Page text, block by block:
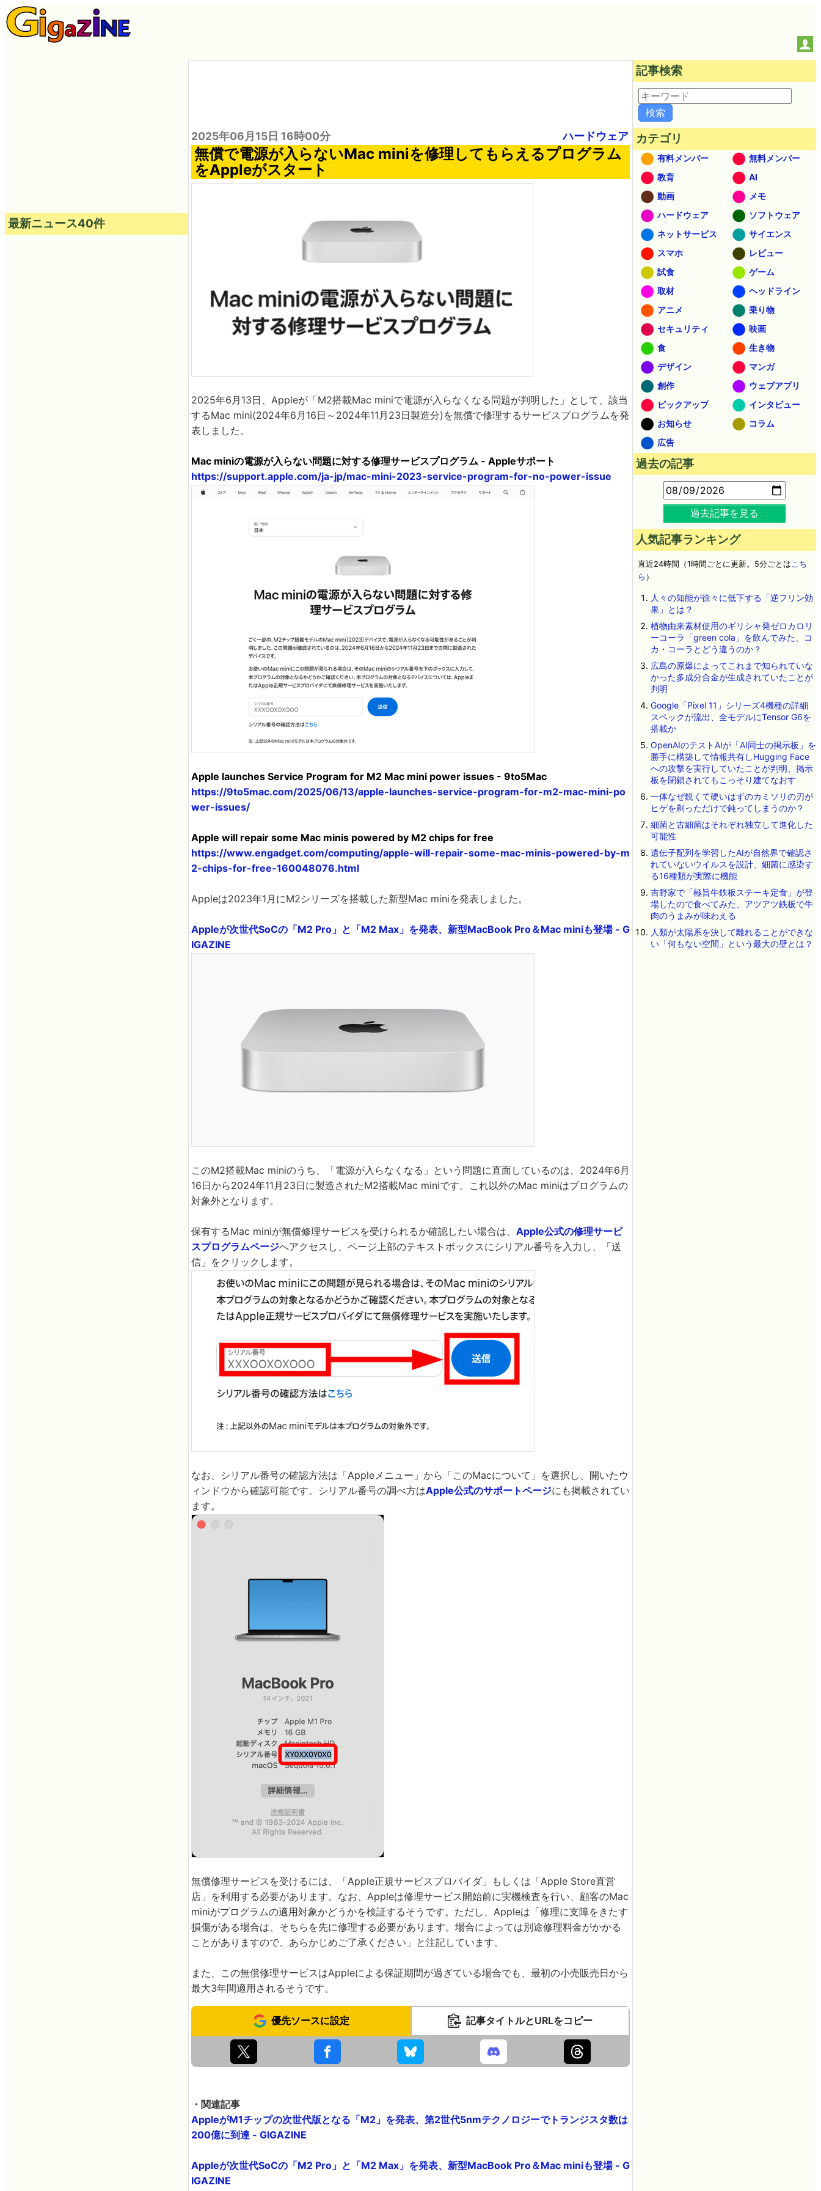
2025年06月15日 16時00分 ハードウェア
無償で電源が入らないMac miniを修理してもらえるプログラム
をAppleがスタート
2025年6月13日、Appleが「M2搭載Mac miniで電源が入らなくなる問題が判明した」として、該当
するMac mini(2024年6月16日～2024年11月23日製造分)を無償で修理するサービスプログラムを発
表しました。
Mac miniの電源が入らない問題に対する修理サービスプログラム - Appleサポート
https://support.apple.com/ja-jp/mac-mini-2023-service-program-for-no-power-issue
Apple launches Service Program for M2 Mac mini power issues - 9to5Mac
https://9to5mac.com/2025/06/13/apple-launches-service-program-for-m2-mac-mini-po
wer-issues/
Apple will repair some Mac minis powered by M2 chips for free
https://www.engadget.com/computing/apple-will-repair-some-mac-minis-powered-by-m
2-chips-for-free-160048076.html
Appleは2023年1月にM2シリーズを搭載した新型Mac miniを発表しました。
Appleが次世代SoCの「M2 Pro」と「M2 Max」を発表、新型MacBook Pro＆Mac miniも登場 - G
IGAZINE
このM2搭載Mac miniのうち、「電源が入らなくなる」という問題に直面しているのは、2024年6月
16日から2024年11月23日に製造されたM2搭載Mac miniです。これ以外のMac miniはプログラムの
対象外となります。
保有するMac miniが無償修理サービスを受けられるか確認したい場合は、 Apple公式の修理サービ
スプログラムページへアクセスし、ページ上部のテキストボックスにシリアル番号を入力し、「送
信」をクリックします。
なお、シリアル番号の確認方法は「Appleメニュー」から「このMacについて」を選択し、開いたウ
ィンドウから確認可能です。シリアル番号の調べ方はApple公式のサポートページにも掲載されてい
ます。
無償修理サービスを受けるには、「Apple正規サービスプロバイダ」もしくは「Apple Store直営
店」を利用する必要があります。なお、Appleは修理サービス開始前に実機検査を行い、顧客のMac
miniがプログラムの適用対象かどうかを検証するそうです。ただし、Appleは「修理に支障をきたす
損傷がある場合は、そちらを先に修理する必要があります。場合によっては別途修理料金がかかる
ことがありますので、あらかじめご了承ください」と注記しています。
また、この無償修理サービスはAppleによる保証期間が過ぎている場合でも、最初の小売販売日から
最大3年間適用されるそうです。
優先ソースに設定 記事タイトルとURLをコピー
・関連記事
AppleがM1チップの次世代版となる「M2」を発表、第2世代5nmテクノロジーでトランジスタ数は
200億に到達 - GIGAZINE
Appleが次世代SoCの「M2 Pro」と「M2 Max」を発表、新型MacBook Pro＆Mac miniも登場 - G
IGAZINE
最新ニュース40件
記事検索
カテゴリ
有料メンバー
無料メンバー
教育
AI
動画
メモ
ハードウェア
ソフトウェア
ネットサービス
サイエンス
スマホ
レビュー
試食
ゲーム
取材
ヘッドライン
アニメ
乗り物
セキュリティ
映画
食
生き物
デザイン
マンガ
創作
ウェブアプリ
ピックアップ
インタビュー
お知らせ
コラム
広告
過去の記事
過去記事を見る
人気記事ランキング
直近24時間（1時間ごとに更新。5分ごとはこち
ら ）
人々の知能が徐々に低下する「逆フリン効
果」とは？
植物由来素材使用のギリシャ発ゼロカロリ
ーコーラ「green cola」を飲んでみた、コ
カ・コーラとどう違うのか？
広島の原爆によってこれまで知られていな
かった多成分合金が生成されていたことが
判明
Google「Pixel 11」シリーズ4機種の詳細
スペックが流出、全モデルにTensor G6を
搭載か
OpenAIのテストAIが「AI同士の掲示板」を
勝手に構築して情報共有しHugging Face
への攻撃を実行していたことが判明、掲示
板を閉鎖されてもこっそり建てなおす
一体なぜ鋭くて硬いはずのカミソリの刃が
ヒゲを剃っただけで鈍ってしまうのか？
細菌と古細菌はそれぞれ独立して進化した
可能性
遺伝子配列を学習したAIが自然界で確認さ
れていないウイルスを設計、細菌に感染す
る16種類が実際に機能
吉野家で「極旨牛鉄板ステーキ定食」が登
場したので食べてみた、アツアツ鉄板で牛
肉のうまみが味わえる
人類が太陽系を決して離れることができな
い「何もない空間」という最大の壁とは？